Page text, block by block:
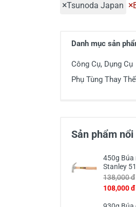
Thang nhôm
Phụ Tùng, Linh Kiện
Đồ Bảo Hộ Lao Động
Tsunoda Japan
Danh mục sản
Công Cụ, Dụng Cụ
Phụ Tùng Thay Thế
Sản phẩm
450g Búa
Stanley
138,000 đ
108,000 đ